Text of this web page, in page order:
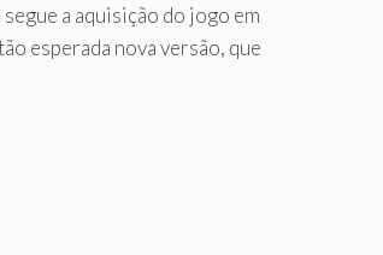
a aquisição do jogo em
esperada nova versão, que